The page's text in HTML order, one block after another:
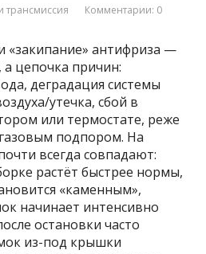
трансмиссия Комментарии: 0
«закипание» антифриза —
цепочка причин:
деградация системы
утечка, сбой в
или термостате, реже
подпором. На
всегда совпадают:
растёт быстрее нормы,
«каменным»,
начинает интенсивно
остановки часто
из-под крышки